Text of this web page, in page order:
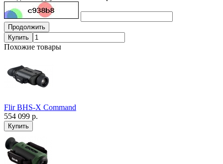
Продолжить
Купить
Похожие товары
Flir BHS-X Command
554 099 р.